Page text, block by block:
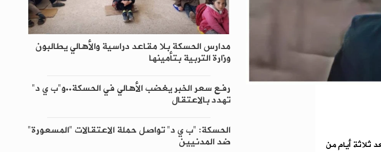
ثلاثة أيام من
مدارس الحسكة بلا مقاعد دراسية والأهالي يطالبون
وزارة التربية بتأمينها
رفع سعر الخبر يغضب الأهالي في الحسكة..و"ب ي د"
تهدد بالاعتقال
الحسكة: "ب ي د" تواصل حملة الاعتقالات "المسعورة"
ضد المدنيين